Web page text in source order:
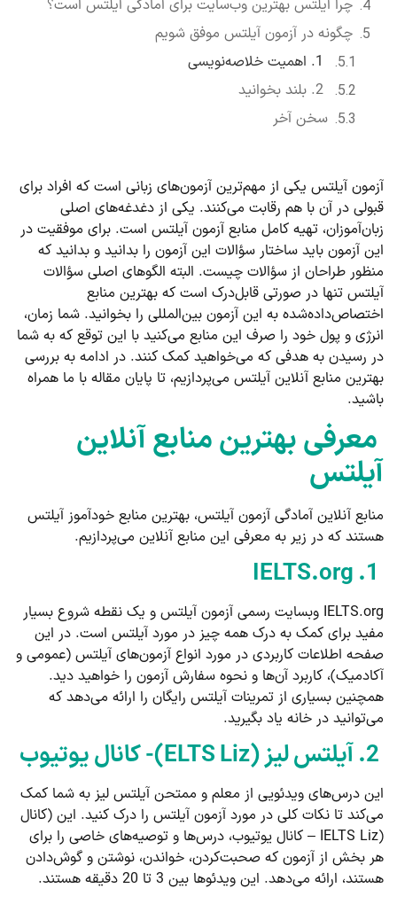
چرا آیلتس بهترین وب‌سایت برای آمادگی آیلتس است؟
چگونه در آزمون آیلتس موفق شویم
سخن آخر
آزمون آیلتس یکی از مهم‌ترین آزمون‌های زبانی است که افراد برای
قبولی در آن با هم رقابت می‌کنند. یکی از دغدغه‌های اصلی
زبان‌آموزان، تهیه کامل منابع آزمون آیلتس است. برای موفقیت در
این آزمون باید ساختار سؤالات این آزمون را بدانید و بدانید که
منظور طراحان از سؤالات چیست. البته الگوهای اصلی سؤالات
آیلتس تنها در صورتی قابل‌درک است که بهترین منابع
اختصاص‌داده‌شده به این آزمون بین‌المللی را بخوانید. شما زمان،
انرژی و پول خود را صرف این منابع می‌کنید با این توقع که به شما
در رسیدن به هدفی که می‌خواهید کمک کنند. در ادامه به بررسی
بهترین منابع آنلاین آیلتس می‌پردازیم، تا پایان مقاله با ما همراه
باشید.
معرفی بهترین منابع آنلاین
آیلتس
منابع آنلاین آمادگی آزمون آیلتس، بهترین منابع خودآموز آیلتس
هستند که در زیر به معرفی این منابع آنلاین می‌پردازیم.
IELTS.org وبسایت رسمی آزمون آیلتس و یک نقطه شروع بسیار
مفید برای کمک به درک همه چیز در مورد آیلتس است. در این
صفحه اطلاعات کاربردی در مورد انواع آزمون‌های آیلتس (عمومی و
آکادمیک)، کاربرد آن‌ها و نحوه سفارش آزمون را خواهید دید.
همچنین بسیاری از تمرینات آیلتس رایگان را ارائه می‌دهد که
می‌توانید در خانه یاد بگیرید.
این درس‌های ویدئویی از معلم و ممتحن آیلتس لیز به شما کمک
می‌کند تا نکات کلی در مورد آزمون آیلتس را درک کنید. این (کانال
(IELTS Liz – کانال یوتیوب، درس‌ها و توصیه‌های خاصی را برای
هر بخش از آزمون که صحبت‌کردن، خواندن، نوشتن و گوش‌دادن
هستند، ارائه می‌دهد. این ویدئوها بین 3 تا 20 دقیقه هستند.